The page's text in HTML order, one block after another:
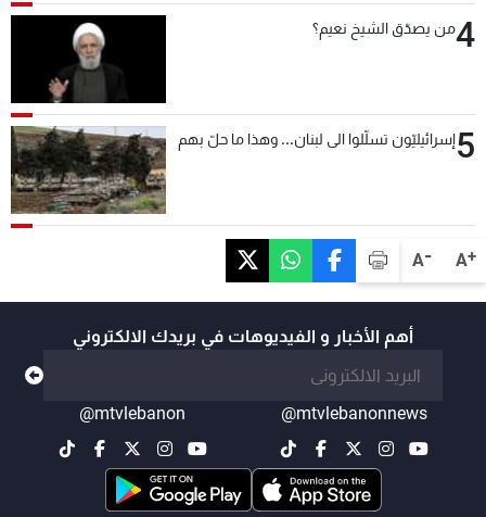
A+
A-
4من يصدّق الشيخ نعيم؟
5إسرائيليّون تسلّلوا الى لبنان... وهذا ما حلّ بهم
أهم الأخبار و الفيديوهات في بريدك الالكتروني
@mtvlebanonnews
@mtvlebanon